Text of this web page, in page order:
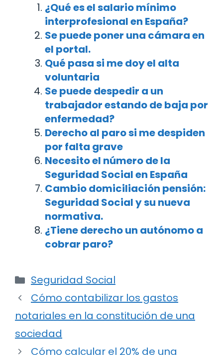
¿Qué es el salario mínimo
interprofesional en España?
Se puede poner una cámara en
el portal.
Qué pasa si me doy el alta
voluntaria
Se puede despedir a un
trabajador estando de baja por
enfermedad?
Derecho al paro si me despiden
por falta grave
Necesito el número de la
Seguridad Social en España
Cambio domiciliación pensión:
Seguridad Social y su nueva
normativa.
¿Tiene derecho un autónomo a
cobrar paro?
Categorías
Seguridad Social
Navegación
de
Cómo contabilizar los gastos
notariales en la constitución de una
sociedad
Cómo calcular el 20% de una